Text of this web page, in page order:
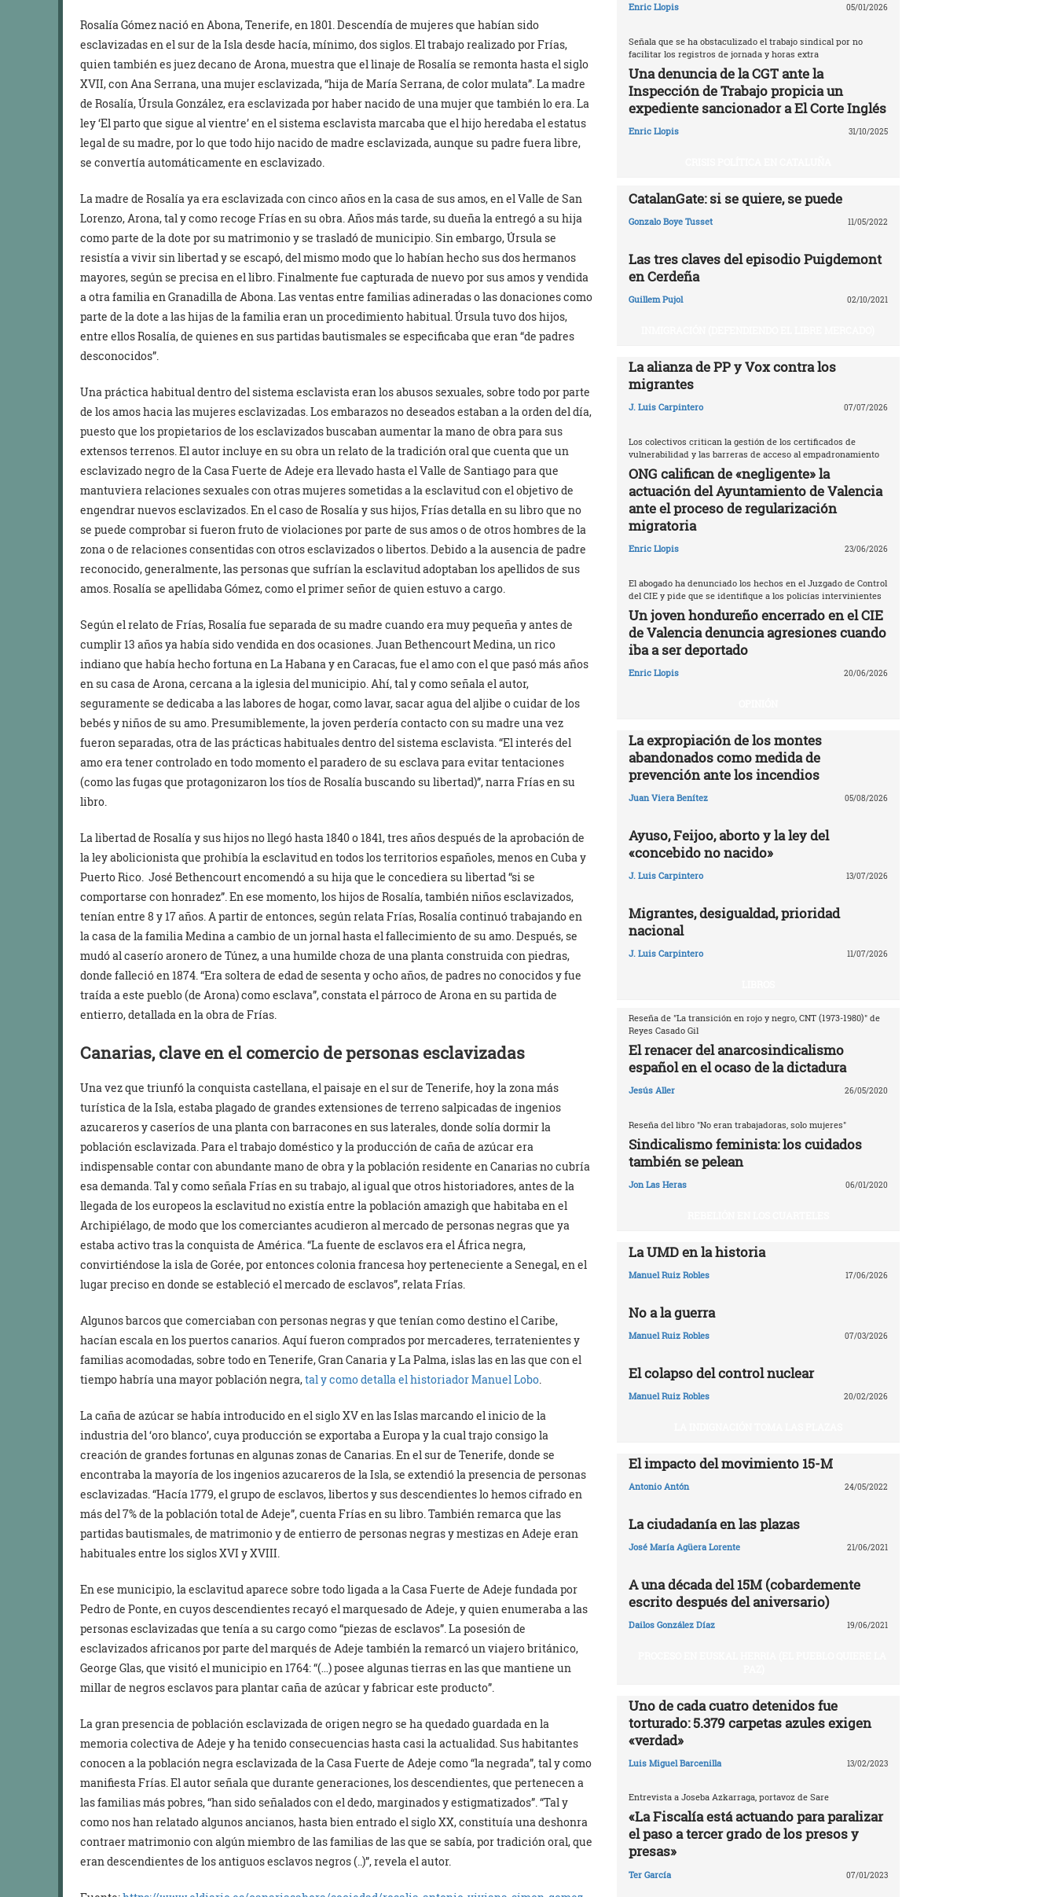
Rosalía Gómez nació en Abona, Tenerife, en 1801. Descendía de mujeres que habían sido
esclavizadas en el sur de la Isla desde hacía, mínimo, dos siglos. El trabajo realizado por Frías,
quien también es juez decano de Arona, muestra que el linaje de Rosalía se remonta hasta el siglo
XVII, con Ana Serrana, una mujer esclavizada, “hija de María Serrana, de color mulata”. La madre
de Rosalía, Úrsula González, era esclavizada por haber nacido de una mujer que también lo era. La
ley ‘El parto que sigue al vientre’ en el sistema esclavista marcaba que el hijo heredaba el estatus
legal de su madre, por lo que todo hijo nacido de madre esclavizada, aunque su padre fuera libre,
se convertía automáticamente en esclavizado.
La madre de Rosalía ya era esclavizada con cinco años en la casa de sus amos, en el Valle de San
Lorenzo, Arona, tal y como recoge Frías en su obra. Años más tarde, su dueña la entregó a su hija
como parte de la dote por su matrimonio y se trasladó de municipio. Sin embargo, Úrsula se
resistía a vivir sin libertad y se escapó, del mismo modo que lo habían hecho sus dos hermanos
mayores, según se precisa en el libro. Finalmente fue capturada de nuevo por sus amos y vendida
a otra familia en Granadilla de Abona. Las ventas entre familias adineradas o las donaciones como
parte de la dote a las hijas de la familia eran un procedimiento habitual. Úrsula tuvo dos hijos,
entre ellos Rosalía, de quienes en sus partidas bautismales se especificaba que eran “de padres
desconocidos”.
Una práctica habitual dentro del sistema esclavista eran los abusos sexuales, sobre todo por parte
de los amos hacia las mujeres esclavizadas. Los embarazos no deseados estaban a la orden del día,
puesto que los propietarios de los esclavizados buscaban aumentar la mano de obra para sus
extensos terrenos. El autor incluye en su obra un relato de la tradición oral que cuenta que un
esclavizado negro de la Casa Fuerte de Adeje era llevado hasta el Valle de Santiago para que
mantuviera relaciones sexuales con otras mujeres sometidas a la esclavitud con el objetivo de
engendrar nuevos esclavizados. En el caso de Rosalía y sus hijos, Frías detalla en su libro que no
se puede comprobar si fueron fruto de violaciones por parte de sus amos o de otros hombres de la
zona o de relaciones consentidas con otros esclavizados o libertos. Debido a la ausencia de padre
reconocido, generalmente, las personas que sufrían la esclavitud adoptaban los apellidos de sus
amos. Rosalía se apellidaba Gómez, como el primer señor de quien estuvo a cargo.
Según el relato de Frías, Rosalía fue separada de su madre cuando era muy pequeña y antes de
cumplir 13 años ya había sido vendida en dos ocasiones. Juan Bethencourt Medina, un rico
indiano que había hecho fortuna en La Habana y en Caracas, fue el amo con el que pasó más años
en su casa de Arona, cercana a la iglesia del municipio. Ahí, tal y como señala el autor,
seguramente se dedicaba a las labores de hogar, como lavar, sacar agua del aljibe o cuidar de los
bebés y niños de su amo. Presumiblemente, la joven perdería contacto con su madre una vez
fueron separadas, otra de las prácticas habituales dentro del sistema esclavista. “El interés del
amo era tener controlado en todo momento el paradero de su esclava para evitar tentaciones
(como las fugas que protagonizaron los tíos de Rosalía buscando su libertad)”, narra Frías en su
libro.
La libertad de Rosalía y sus hijos no llegó hasta 1840 o 1841, tres años después de la aprobación de
la ley abolicionista que prohibía la esclavitud en todos los territorios españoles, menos en Cuba y
Puerto Rico. José Bethencourt encomendó a su hija que le concediera su libertad “si se
comportarse con honradez”. En ese momento, los hijos de Rosalía, también niños esclavizados,
tenían entre 8 y 17 años. A partir de entonces, según relata Frías, Rosalía continuó trabajando en
la casa de la familia Medina a cambio de un jornal hasta el fallecimiento de su amo. Después, se
mudó al caserío aronero de Túnez, a una humilde choza de una planta construida con piedras,
donde falleció en 1874. “Era soltera de edad de sesenta y ocho años, de padres no conocidos y fue
traída a este pueblo (de Arona) como esclava”, constata el párroco de Arona en su partida de
entierro, detallada en la obra de Frías.
Canarias, clave en el comercio de personas esclavizadas
Una vez que triunfó la conquista castellana, el paisaje en el sur de Tenerife, hoy la zona más
turística de la Isla, estaba plagado de grandes extensiones de terreno salpicadas de ingenios
azucareros y caseríos de una planta con barracones en sus laterales, donde solía dormir la
población esclavizada. Para el trabajo doméstico y la producción de caña de azúcar era
indispensable contar con abundante mano de obra y la población residente en Canarias no cubría
esa demanda. Tal y como señala Frías en su trabajo, al igual que otros historiadores, antes de la
llegada de los europeos la esclavitud no existía entre la población amazigh que habitaba en el
Archipiélago, de modo que los comerciantes acudieron al mercado de personas negras que ya
estaba activo tras la conquista de América. “La fuente de esclavos era el África negra,
convirtiéndose la isla de Gorée, por entonces colonia francesa hoy perteneciente a Senegal, en el
lugar preciso en donde se estableció el mercado de esclavos”, relata Frías.
Algunos barcos que comerciaban con personas negras y que tenían como destino el Caribe,
hacían escala en los puertos canarios. Aquí fueron comprados por mercaderes, terratenientes y
familias acomodadas, sobre todo en Tenerife, Gran Canaria y La Palma, islas las en las que con el
tiempo habría una mayor población negra,tal y como detalla el historiador Manuel Lobo.
La caña de azúcar se había introducido en el siglo XV en las Islas marcando el inicio de la
industria del ‘oro blanco’, cuya producción se exportaba a Europa y la cual trajo consigo la
creación de grandes fortunas en algunas zonas de Canarias. En el sur de Tenerife, donde se
encontraba la mayoría de los ingenios azucareros de la Isla, se extendió la presencia de personas
esclavizadas. “Hacía 1779, el grupo de esclavos, libertos y sus descendientes lo hemos cifrado en
más del 7% de la población total de Adeje”, cuenta Frías en su libro. También remarca que las
partidas bautismales, de matrimonio y de entierro de personas negras y mestizas en Adeje eran
habituales entre los siglos XVI y XVIII.
En ese municipio, la esclavitud aparece sobre todo ligada a la Casa Fuerte de Adeje fundada por
Pedro de Ponte, en cuyos descendientes recayó el marquesado de Adeje, y quien enumeraba a las
personas esclavizadas que tenía a su cargo como “piezas de esclavos”. La posesión de
esclavizados africanos por parte del marqués de Adeje también la remarcó un viajero británico,
George Glas, que visitó el municipio en 1764: “(…) posee algunas tierras en las que mantiene un
millar de negros esclavos para plantar caña de azúcar y fabricar este producto”.
La gran presencia de población esclavizada de origen negro se ha quedado guardada en la
memoria colectiva de Adeje y ha tenido consecuencias hasta casi la actualidad. Sus habitantes
conocen a la población negra esclavizada de la Casa Fuerte de Adeje como “la negrada”, tal y como
manifiesta Frías. El autor señala que durante generaciones, los descendientes, que pertenecen a
las familias más pobres, “han sido señalados con el dedo, marginados y estigmatizados”. “Tal y
como nos han relatado algunos ancianos, hasta bien entrado el siglo XX, constituía una deshonra
contraer matrimonio con algún miembro de las familias de las que se sabía, por tradición oral, que
eran descendientes de los antiguos esclavos negros (..)”, revela el autor.
Enric Llopis 05/01/2026
Señala que se ha obstaculizado el trabajo sindical por no
facilitar los registros de jornada y horas extra
Una denuncia de la CGT ante la
Inspección de Trabajo propicia un
expediente sancionador a El Corte Inglés
Enric Llopis 31/10/2025
CatalanGate: si se quiere, se puede
Gonzalo Boye Tusset 11/05/2022
Las tres claves del episodio Puigdemont
en Cerdeña
Guillem Pujol 02/10/2021
La alianza de PP y Vox contra los
migrantes
J. Luis Carpintero 07/07/2026
Los colectivos critican la gestión de los certificados de
vulnerabilidad y las barreras de acceso al empadronamiento
ONG califican de «negligente» la
actuación del Ayuntamiento de Valencia
ante el proceso de regularización
migratoria
Enric Llopis 23/06/2026
El abogado ha denunciado los hechos en el Juzgado de Control
del CIE y pide que se identifique a los policías intervinientes
Un joven hondureño encerrado en el CIE
de Valencia denuncia agresiones cuando
iba a ser deportado
Enric Llopis 20/06/2026
La expropiación de los montes
abandonados como medida de
prevención ante los incendios
Juan Viera Benítez 05/08/2026
Ayuso, Feijoo, aborto y la ley del
«concebido no nacido»
J. Luis Carpintero 13/07/2026
Migrantes, desigualdad, prioridad
nacional
J. Luis Carpintero 11/07/2026
Reseña de "La transición en rojo y negro, CNT (1973-1980)" de
Reyes Casado Gil
El renacer del anarcosindicalismo
español en el ocaso de la dictadura
Jesús Aller 26/05/2020
Reseña del libro "No eran trabajadoras, solo mujeres"
Sindicalismo feminista: los cuidados
también se pelean
Jon Las Heras 06/01/2020
La UMD en la historia
Manuel Ruiz Robles 17/06/2026
No a la guerra
Manuel Ruiz Robles 07/03/2026
El colapso del control nuclear
Manuel Ruiz Robles 20/02/2026
El impacto del movimiento 15-M
Antonio Antón 24/05/2022
La ciudadanía en las plazas
José María Agüera Lorente 21/06/2021
A una década del 15M (cobardemente
escrito después del aniversario)
Dailos González Díaz 19/06/2021
Uno de cada cuatro detenidos fue
torturado: 5.379 carpetas azules exigen
«verdad»
Luis Miguel Barcenilla 13/02/2023
Entrevista a Joseba Azkarraga, portavoz de Sare
«La Fiscalía está actuando para paralizar
el paso a tercer grado de los presos y
presas»
Ter García 07/01/2023